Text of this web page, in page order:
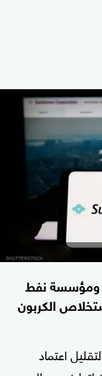
ومؤسسة نفط
الكربون
اعتماد